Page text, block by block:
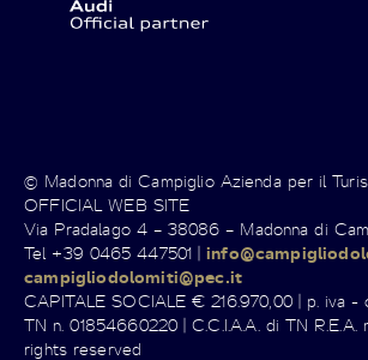
© Madonna di Campiglio Azienda per il
OFFICIAL WEB SITE
Via Pradalago 4 – 38086 – Madonna di
Tel +39 0465 447501 |
campigliodolomiti@pec.it
CAPITALE SOCIALE € 216.970,00 | p. iva -
TN n. 01854660220 | C.C.I.A.A. di TN R.E.A.
rights reserved